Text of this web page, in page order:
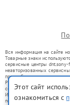
Вся информация на сайте
Товарные знаки
сервисные центры dnt.sony-
неавторизованных
правообладателями
Ремонт осуществляется для
со статьей 1487 ГК РФ.
Использование товарных
потребителей в
Этот сайт
ознакомиться с